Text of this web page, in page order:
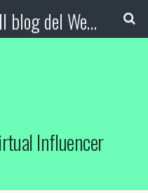
Booking Blog™ - Il blog del Web Marketing Turistico
Influencer